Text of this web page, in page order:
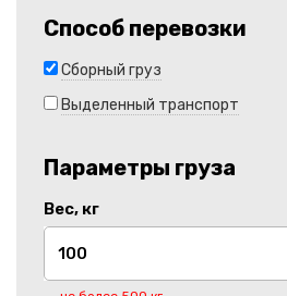
Способ перевозки
Сборный груз
Выделенный транспорт
Параметры груза
Вес, кг